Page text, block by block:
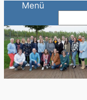
Menü
u
c
h
e
n